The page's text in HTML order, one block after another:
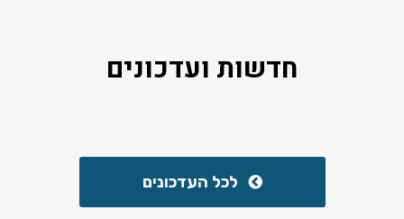
חדשות ועדכונים
לכל העדכונים